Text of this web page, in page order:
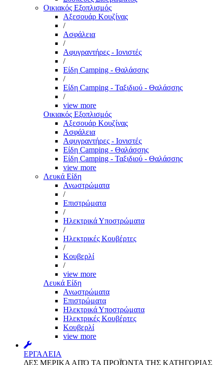
Οικιακός Εξοπλισμός
Αξεσουάρ Κουζίνας
/
Ασφάλεια
/
Αφυγραντήρες - Ιονιστές
/
Είδη Camping - Θαλάσσης
/
Είδη Camping - Ταξιδιού - Θαλάσσης
/
view more
Οικιακός Εξοπλισμός
Αξεσουάρ Κουζίνας
Ασφάλεια
Αφυγραντήρες - Ιονιστές
Είδη Camping - Θαλάσσης
Είδη Camping - Ταξιδιού - Θαλάσσης
view more
Λευκά Είδη
Ανωστρώματα
/
Επιστρώματα
/
Ηλεκτρικά Υποστρώματα
/
Ηλεκτρικές Κουβέρτες
/
Κουβερλί
/
view more
Λευκά Είδη
Ανωστρώματα
Επιστρώματα
Ηλεκτρικά Υποστρώματα
Ηλεκτρικές Κουβέρτες
Κουβερλί
view more
ΕΡΓΑΛΕΙΑ
ΔΕΣ ΜΕΡΙΚΑ ΑΠΌ ΤΑ ΠΡΟΪΌΝΤΑ ΤΗΣ ΚΑΤΗΓΟΡΙΑΣ